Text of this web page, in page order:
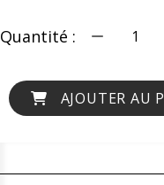
Quantité :
AJOUTER AU